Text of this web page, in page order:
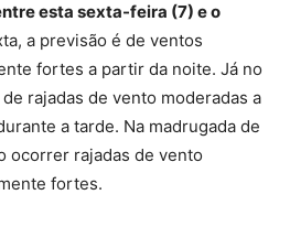
esta sexta-feira (7) e o
a previsão é de ventos
fortes a partir da noite. Já no
rajadas de vento moderadas a
a tarde. Na madrugada de
ocorrer rajadas de vento
fortes.